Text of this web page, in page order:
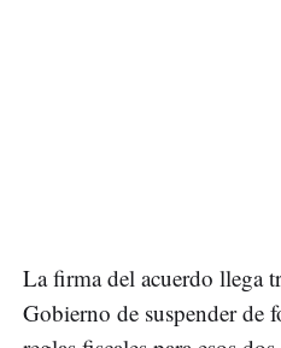
La firma del acuerdo llega
Gobierno de suspender de